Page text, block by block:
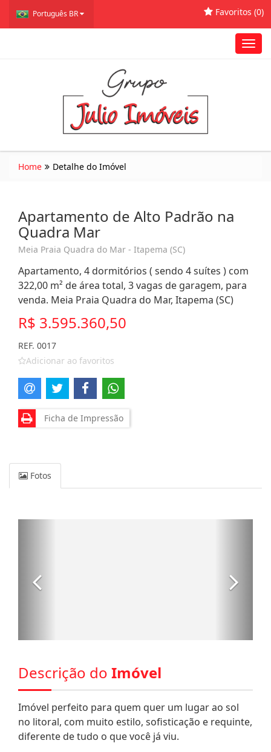
Português BR Favoritos (0)
Home Detalhe do Imóvel
Apartamento de Alto Padrão na
Quadra Mar
Meia Praia Quadra do Mar - Itapema (SC)
Apartamento, 4 dormitórios ( sendo 4 suítes ) com
322,00 m² de área total, 3 vagas de garagem, para
venda. Meia Praia Quadra do Mar, Itapema (SC)
R$ 3.595.360,50
REF. 0017
Adicionar ao favoritos
Ficha de Impressão
Fotos
Descrição do Imóvel
Imóvel perfeito para quem quer um lugar ao sol
no litoral, com muito estilo, sofisticação e requinte,
diferente de tudo o que você já viu.